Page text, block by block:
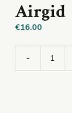
Airgid
€16.00
-